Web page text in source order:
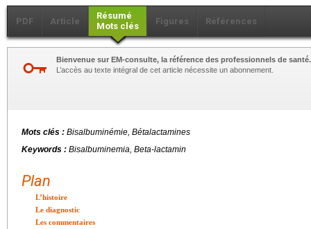
PDF Article
Résumé
Mots clés
Figures Références
Bienvenue sur EM-consulte, la référence des professionnels de santé.
L’accès au texte intégral de cet article nécessite un abonnement.
Mots clés : Bisalbuminémie, Bétalactamines
Keywords : Bisalbuminemia, Beta-lactamin
Plan
L’histoire
Le diagnostic
Les commentaires